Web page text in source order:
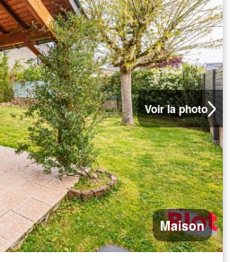
Voir la photo
Maison